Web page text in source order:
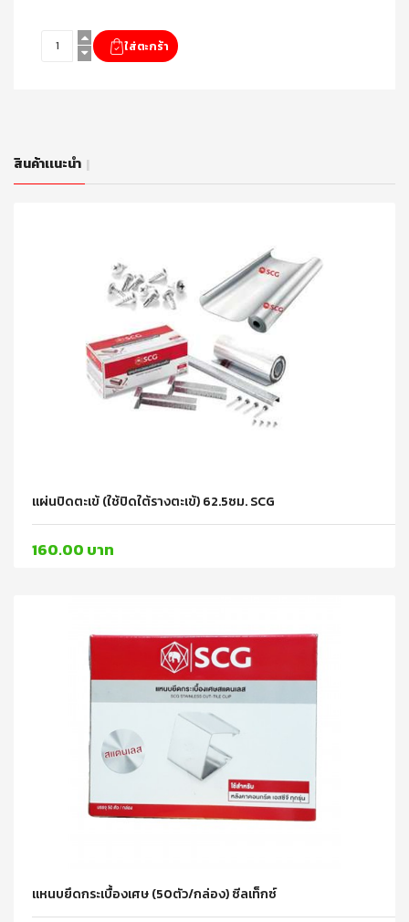
สินค้าเเนะนำ
แผ่นปิดตะเข้ (ใช้ปิดใต้รางตะเข้) 62.5ซม. SCG
160.00 บาท
แหนบยึดกระเบื้องเศษ (50ตัว/กล่อง) ซีลเท็กซ์